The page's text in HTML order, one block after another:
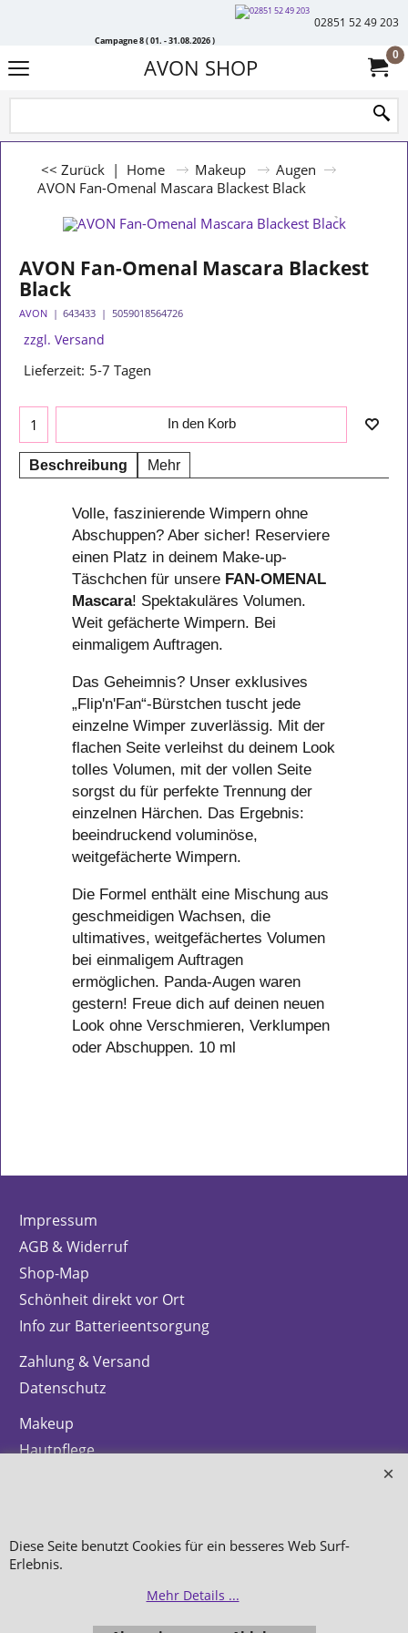
Campagne 8 ( 01. - 31.08.2026 )
02851 52 49 203
AVON SHOP 0
<< Zurück | Home Makeup
Augen
AVON Fan-Omenal Mascara Blackest Black
AVON Fan-Omenal Mascara Blackest
Black
AVON 643433 5059018564726
zzgl. Versand
Lieferzeit: 5-7 Tagen
In den Korb
Beschreibung Mehr
Volle, faszinierende Wimpern ohne
Abschuppen? Aber sicher! Reserviere
einen Platz in deinem Make-up-
Täschchen für unsere FAN-OMENAL
Mascara! Spektakuläres Volumen.
Weit gefächerte Wimpern. Bei
einmaligem Auftragen.
Das Geheimnis? Unser exklusives
„Flip'n'Fan“-Bürstchen tuscht jede
einzelne Wimper zuverlässig. Mit der
flachen Seite verleihst du deinem Look
tolles Volumen, mit der vollen Seite
sorgst du für perfekte Trennung der
einzelnen Härchen. Das Ergebnis:
beeindruckend voluminöse,
weitgefächerte Wimpern.
Die Formel enthält eine Mischung aus
geschmeidigen Wachsen, die
ultimatives, weitgefächertes Volumen
bei einmaligem Auftragen
ermöglichen. Panda-Augen waren
gestern! Freue dich auf deinen neuen
Look ohne Verschmieren, Verklumpen
oder Abschuppen. 10 ml
Impressum
AGB & Widerruf
Shop-Map
Schönheit direkt vor Ort
Info zur Batterieentsorgung
Zahlung & Versand
Datenschutz
Makeup
Hautpflege
Diese Seite benutzt Cookies für ein besseres Web Surf-
Erlebnis.
Mehr Details ...